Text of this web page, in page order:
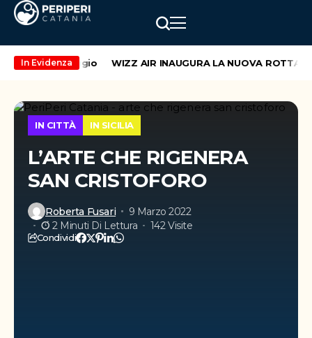
In Evidenza
di maggio WIZZ AIR INAUGURA LA NUOVA ROTTA
IN CITTÀ IN SICILIA
L’ARTE CHE RIGENERA
SAN CRISTOFORO
Roberta Fusari
9 Marzo 2022
2 Minuti Di Lettura
142 Visite
Condividi